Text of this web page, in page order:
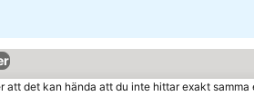
det kan hända att du inte hittar exakt samma